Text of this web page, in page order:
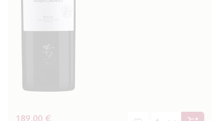
189,00 €